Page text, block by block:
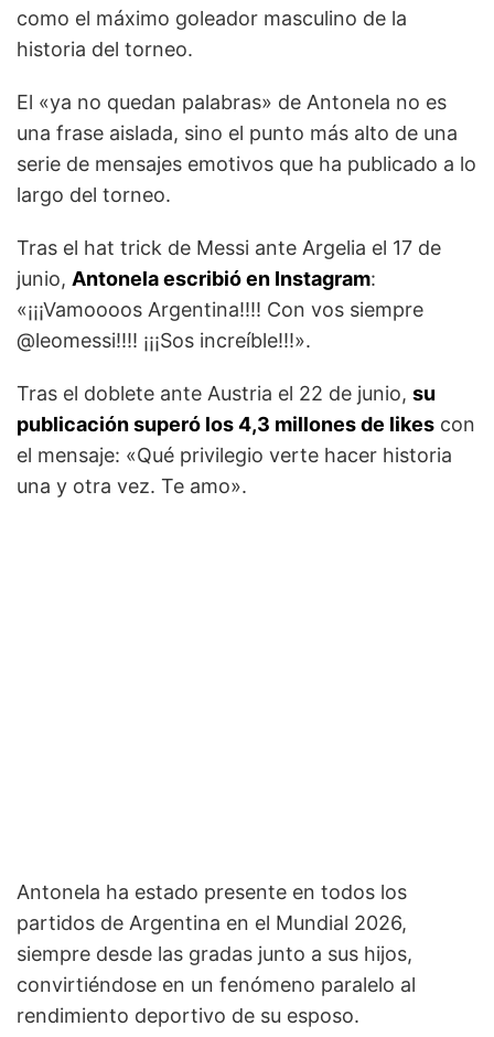
como el máximo goleador masculino de la
historia del torneo.
El «ya no quedan palabras» de Antonela no es
una frase aislada, sino el punto más alto de una
serie de mensajes emotivos que ha publicado a lo
largo del torneo.
Tras el hat trick de Messi ante Argelia el 17 de
junio, Antonela escribió en Instagram:
«¡¡¡Vamoooos Argentina!!!! Con vos siempre
@leomessi!!!! ¡¡¡Sos increíble!!!».
Tras el doblete ante Austria el 22 de junio, su
publicación superó los 4,3 millones de likes con
el mensaje: «Qué privilegio verte hacer historia
una y otra vez. Te amo».
Antonela ha estado presente en todos los
partidos de Argentina en el Mundial 2026,
siempre desde las gradas junto a sus hijos,
convirtiéndose en un fenómeno paralelo al
rendimiento deportivo de su esposo.